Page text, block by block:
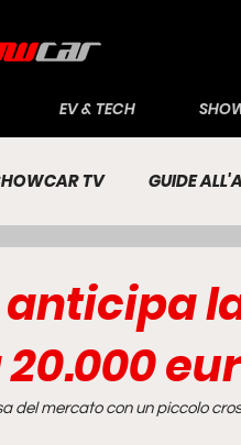
EV & TECH
TV GUIDE
anticipa
del mercato con un piccolo